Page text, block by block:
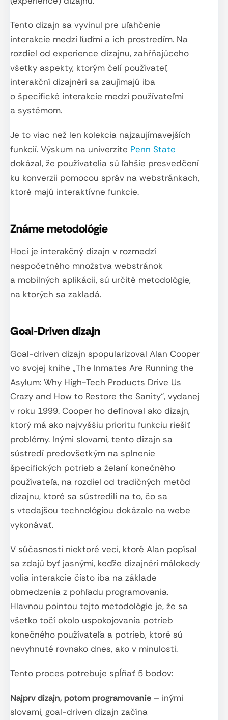
Tento dizajn sa vyvinul pre uľahčenie
interakcie medzi ľuďmi a ich prostredím. Na
rozdiel od experience dizajnu, zahŕňajúceho
všetky aspekty, ktorým čelí používateľ,
interakční dizajnéri sa zaujímajú iba
o špecifické interakcie medzi používateľmi
a systémom.
Je to viac než len kolekcia najzaujímavejších
funkcií. Výskum na univerzite Penn State
dokázal, že používatelia sú ľahšie presvedčení
ku konverzii pomocou správ na webstránkach,
ktoré majú interaktívne funkcie.
Známe metodológie
Hoci je interakčný dizajn v rozmedzí
nespočetného množstva webstránok
a mobilných aplikácii, sú určité metodológie,
na ktorých sa zakladá.
Goal-Driven dizajn
Goal-driven dizajn spopularizoval Alan Cooper
vo svojej knihe „The Inmates Are Running the
Asylum: Why High-Tech Products Drive Us
Crazy and How to Restore the Sanity“, vydanej
v roku 1999. Cooper ho definoval ako dizajn,
ktorý má ako najvyššiu prioritu funkciu riešiť
problémy. Inými slovami, tento dizajn sa
sústredí predovšetkým na splnenie
špecifických potrieb a želaní konečného
používateľa, na rozdiel od tradičných metód
dizajnu, ktoré sa sústredili na to, čo sa
s vtedajšou technológiou dokázalo na webe
vykonávať.
V súčasnosti niektoré veci, ktoré Alan popísal
sa zdajú byť jasnými, keďže dizajnéri málokedy
volia interakcie čisto iba na základe
obmedzenia z pohľadu programovania.
Hlavnou pointou tejto metodológie je, že sa
všetko točí okolo uspokojovania potrieb
konečného používateľa a potrieb, ktoré sú
nevyhnuté rovnako dnes, ako v minulosti.
Tento proces potrebuje spĺňať 5 bodov:
Najprv dizajn, potom programovanie– inými
slovami, goal-driven dizajn začína